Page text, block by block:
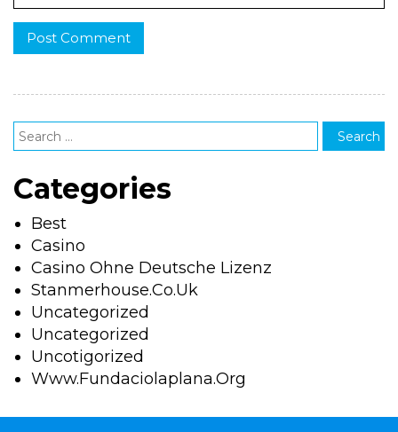
Categories
Best
Casino
Casino Ohne Deutsche Lizenz
Stanmerhouse.co.uk
Uncategorized
Uncategorized
Uncotigorized
Www.fundaciolaplana.org